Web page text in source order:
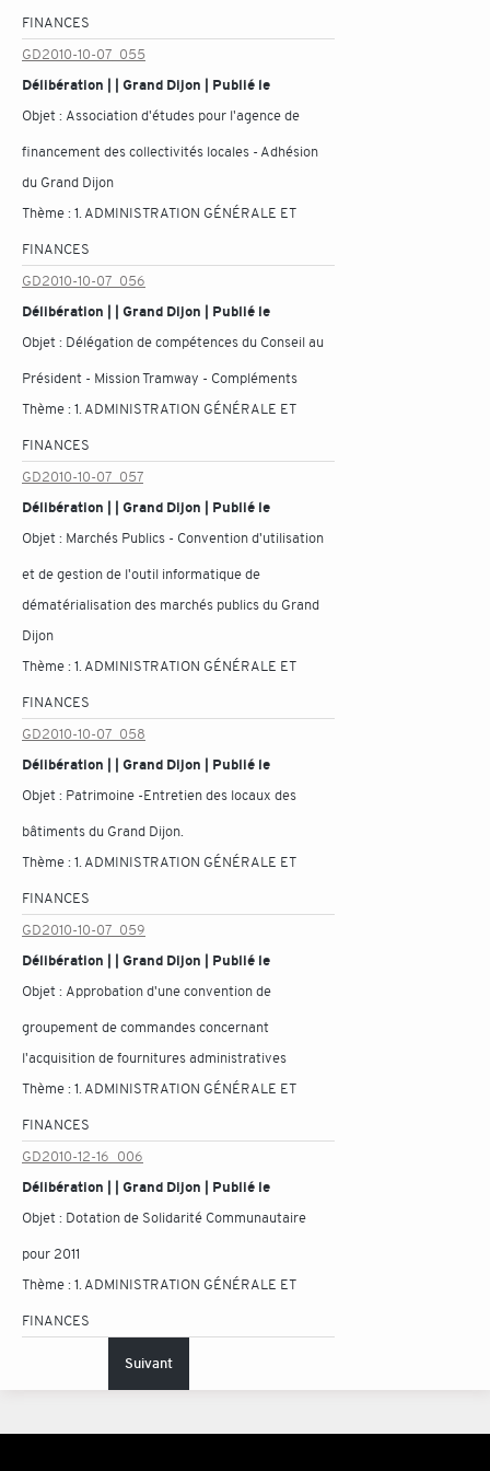
FINANCES
GD2010-10-07_055
Délibération | | Grand Dijon | Publié le
Objet : Association d'études pour l'agence de
financement des collectivités locales - Adhésion
du Grand Dijon
Thème :1. ADMINISTRATION GÉNÉRALE ET
FINANCES
GD2010-10-07_056
Délibération | | Grand Dijon | Publié le
Objet : Délégation de compétences du Conseil au
Président - Mission Tramway - Compléments
Thème :1. ADMINISTRATION GÉNÉRALE ET
FINANCES
GD2010-10-07_057
Délibération | | Grand Dijon | Publié le
Objet : Marchés Publics - Convention d'utilisation
et de gestion de l'outil informatique de
dématérialisation des marchés publics du Grand
Dijon
Thème :1. ADMINISTRATION GÉNÉRALE ET
FINANCES
GD2010-10-07_058
Délibération | | Grand Dijon | Publié le
Objet : Patrimoine -Entretien des locaux des
bâtiments du Grand Dijon.
Thème :1. ADMINISTRATION GÉNÉRALE ET
FINANCES
GD2010-10-07_059
Délibération | | Grand Dijon | Publié le
Objet : Approbation d'une convention de
groupement de commandes concernant
l'acquisition de fournitures administratives
Thème :1. ADMINISTRATION GÉNÉRALE ET
FINANCES
GD2010-12-16_006
Délibération | | Grand Dijon | Publié le
Objet : Dotation de Solidarité Communautaire
pour 2011
Thème :1. ADMINISTRATION GÉNÉRALE ET
FINANCES
Suivant